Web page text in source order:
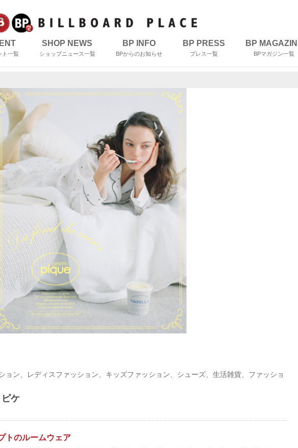
ト一覧
SHOP NEWS
ショップニュース一覧
BP INFO
BPからのお知らせ
BP PRESS
プレス一覧
BP
BPマガジン一覧
ョン、レディスファッション、キッズファッション、シューズ、生活雑貨、ファッショ
ケ
トのルームウェア